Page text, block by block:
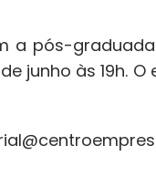
a pós-
junho às 19h.